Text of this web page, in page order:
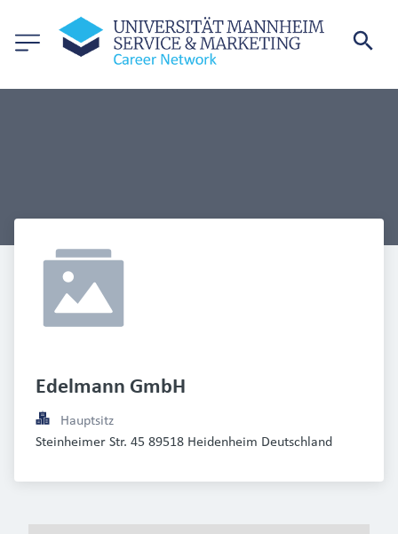
Edelmann GmbH
Hauptsitz
Steinheimer Str. 45 89518 Heidenheim Deutschland